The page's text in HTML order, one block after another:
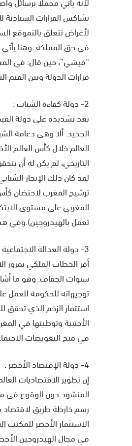
تشاكس القرارات
لأغراض تتعلق بالتموقع
في حق المملكة. وهنا
“فيشي”، حين قال: في
قرارات الدولة وبين القيم
2- دولة كفاءة الشباب :
بعد تشديده على دولة
الجديد. ألا وهي دعامة
العالم خلال كأس العالم
التاريخي، لم يكن له أن
لقد كان ذلك الإنجاز
المغربي على مستوى
تعمل بالهيدروجين).وفي
3- دولة العدالة الاجتماعية :
أقر الخطاب الملكي بمرور
سنوات الجفاف. وهو ما
توجيهاته للحكومة للعمل
استثمار الزخم الذي
الأجنبية وتوطينها في
في منح التعويضات
4- دولة الإقتصاد الأخضر :
إن تطوير الاقتصاديات
المنشود دون الوقوع في
رسم خارطة طريق لاقتصاد
الاستثمار الأخضر
في مجال الهيدروجين